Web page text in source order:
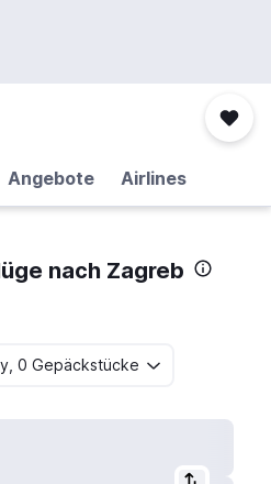
Angebote Airlines
nach Zagreb
0 Gepäckstücke